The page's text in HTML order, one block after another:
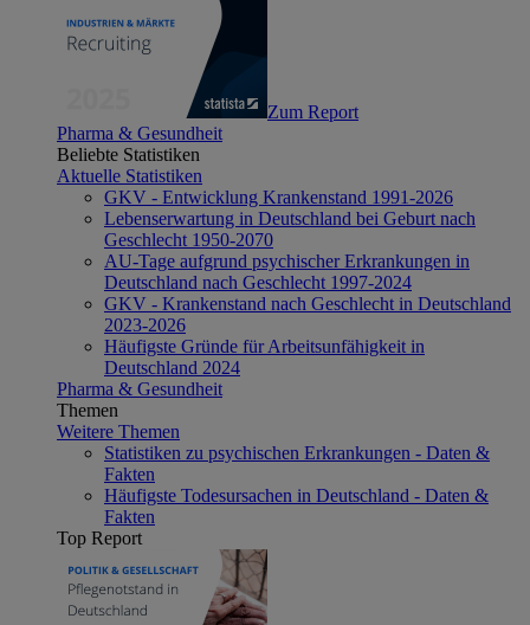
Zum Report
Pharma & Gesundheit
Beliebte Statistiken
Aktuelle Statistiken
GKV - Entwicklung Krankenstand 1991-2026
Lebenserwartung in Deutschland bei Geburt nach
Geschlecht 1950-2070
AU-Tage aufgrund psychischer Erkrankungen in
Deutschland nach Geschlecht 1997-2024
GKV - Krankenstand nach Geschlecht in Deutschland
2023-2026
Häufigste Gründe für Arbeitsunfähigkeit in
Deutschland 2024
Pharma & Gesundheit
Themen
Weitere Themen
Statistiken zu psychischen Erkrankungen - Daten &
Fakten
Häufigste Todesursachen in Deutschland - Daten &
Fakten
Top Report